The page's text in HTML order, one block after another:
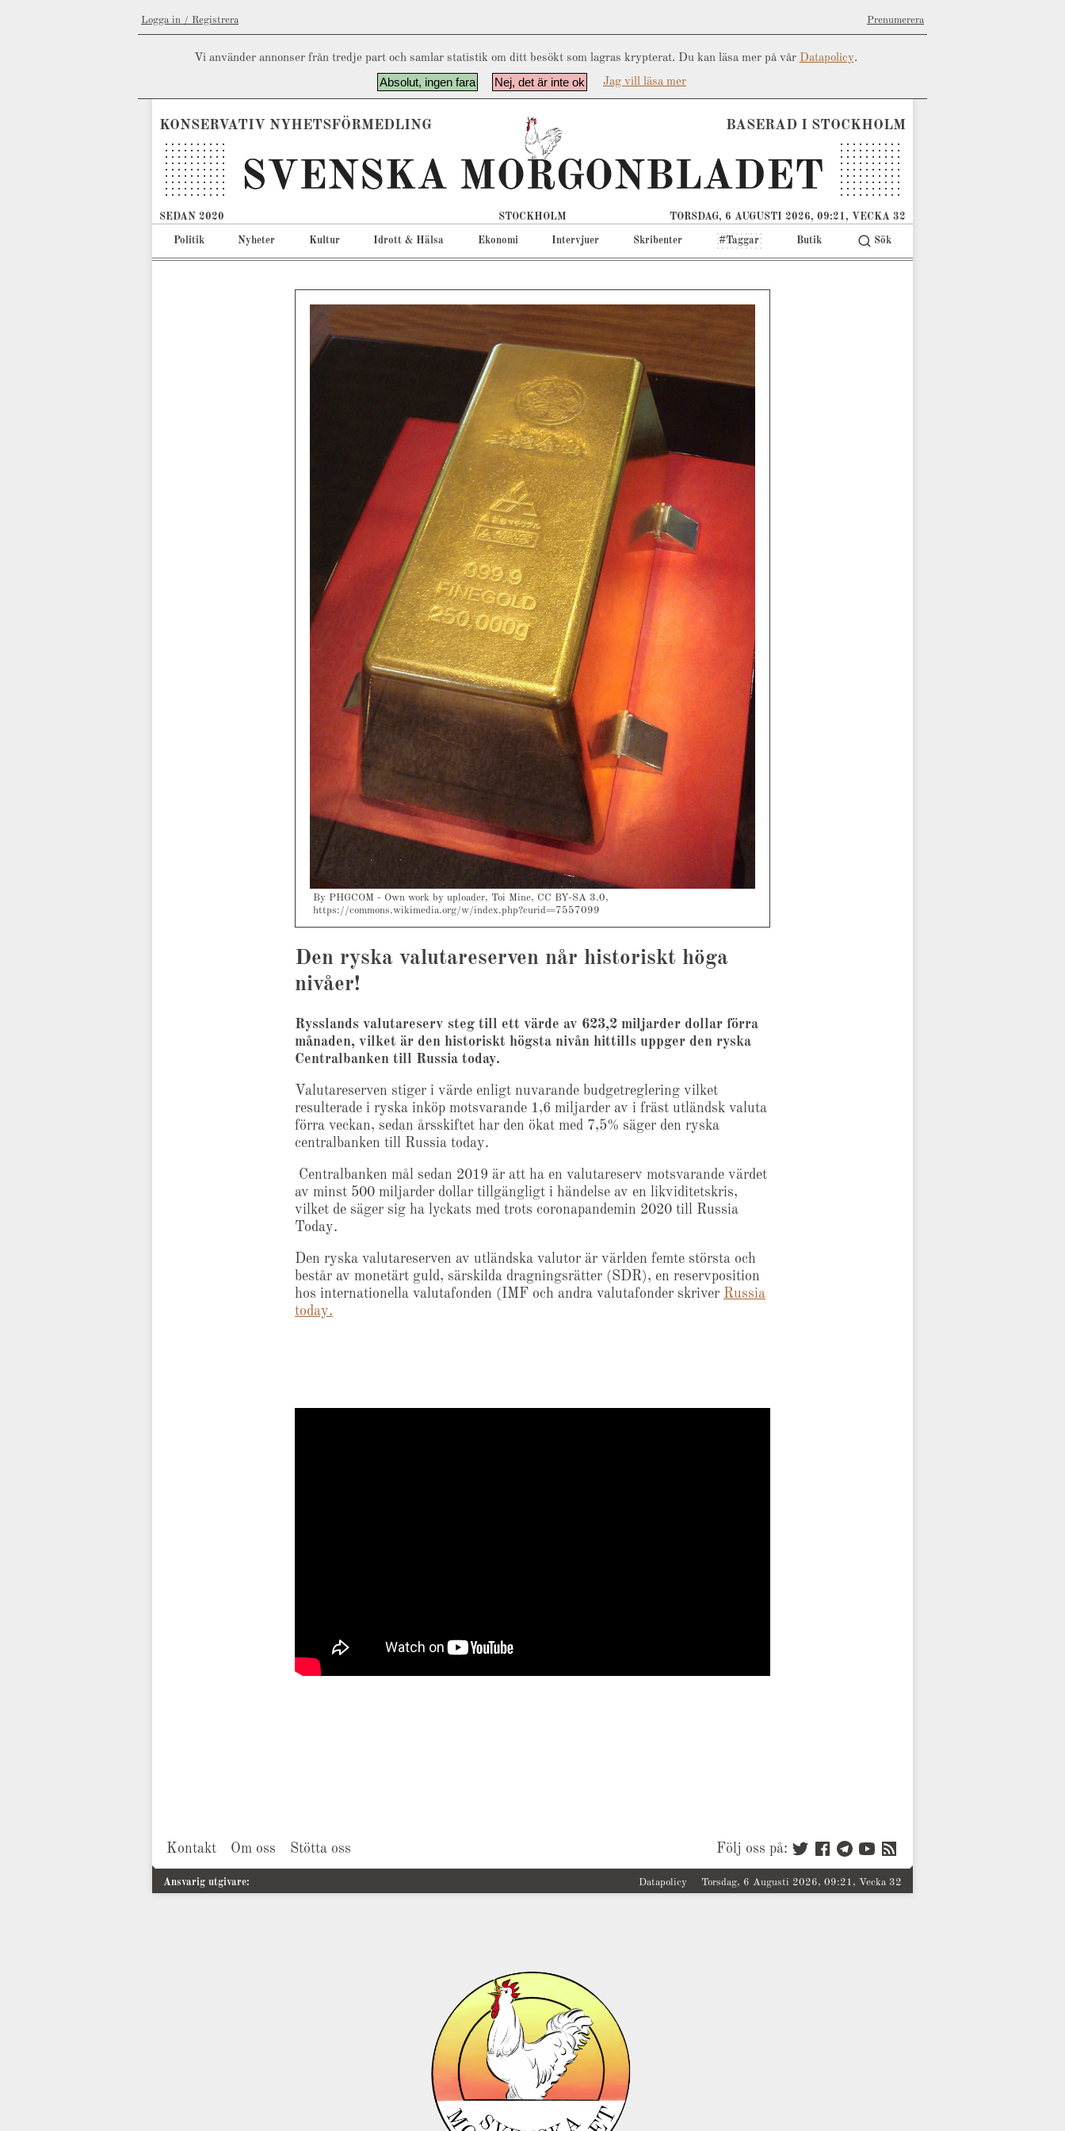
Logga in / Registrera Prenumerera
Vi använder annonser från tredje part och samlar statistik om ditt besökt som lagras krypterat. Du kan läsa mer på vår Datapolicy.
Absolut, ingen fara Nej, det är inte ok Jag vill läsa mer
KONSERVATIV NYHETSFÖRMEDLING BASERAD I STOCKHOLM
SEDAN 2020 STOCKHOLM TORSDAG, 6 AUGUSTI 2026, 09:21, VECKA 32
Politik Nyheter Kultur Idrott & Hälsa Ekonomi Intervjuer Skribenter #Taggar Butik Sök
By PHGCOM - Own work by uploader, Toi Mine, CC BY-SA 3.0,
https://commons.wikimedia.org/w/index.php?curid=7557099
Den ryska valutareserven når historiskt höga
nivåer!
Rysslands valutareserv steg till ett värde av 623,2 miljarder dollar förra
månaden, vilket är den historiskt högsta nivån hittills uppger den ryska
Centralbanken till Russia today.
Valutareserven stiger i värde enligt nuvarande budgetreglering vilket
resulterade i ryska inköp motsvarande 1,6 miljarder av i fräst utländsk valuta
förra veckan, sedan årsskiftet har den ökat med 7,5% säger den ryska
centralbanken till Russia today.
Centralbanken mål sedan 2019 är att ha en valutareserv motsvarande värdet
av minst 500 miljarder dollar tillgängligt i händelse av en likviditetskris,
vilket de säger sig ha lyckats med trots coronapandemin 2020 till Russia
Today.
Den ryska valutareserven av utländska valutor är världen femte största och
består av monetärt guld, särskilda dragningsrätter (SDR), en reservposition
hos internationella valutafonden (IMF och andra valutafonder skriver Russia
today.
Kontakt Om oss Stötta oss Följ oss på:
Ansvarig utgivare: Datapolicy Torsdag, 6 Augusti 2026, 09:21, Vecka 32